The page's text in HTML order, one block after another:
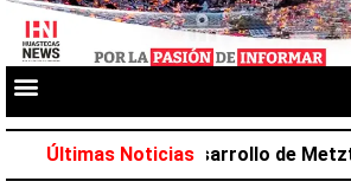
Últimas Noticias
favorece desarrollo de